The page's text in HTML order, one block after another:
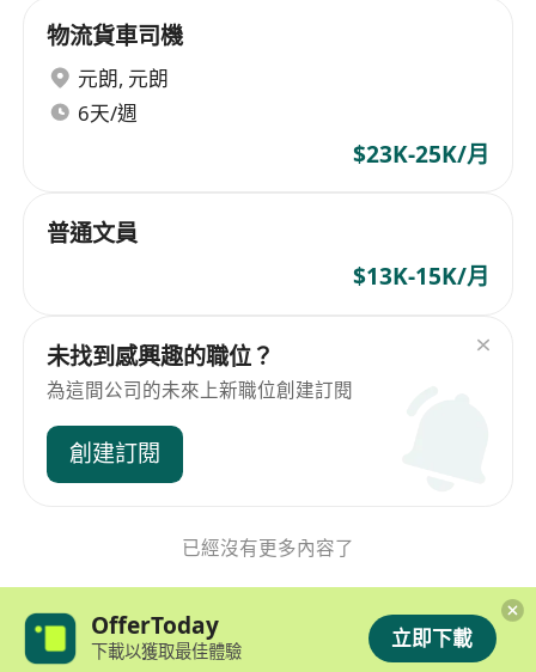
物流貨車司機
元朗, 元朗
6天/週
$23K-25K/月
普通文員
$13K-15K/月
未找到感興趣的職位？
為這間公司的未來上新職位創建訂閱
創建訂閱
已經沒有更多內容了
OfferToday
下載以獲取最佳體驗 立即下載